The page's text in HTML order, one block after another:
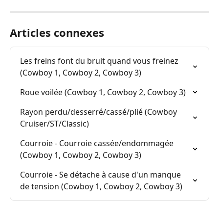
Articles connexes
Les freins font du bruit quand vous freinez
(Cowboy 1, Cowboy 2, Cowboy 3)
Roue voilée (Cowboy 1, Cowboy 2, Cowboy 3)
Rayon perdu/desserré/cassé/plié (Cowboy
Cruiser/ST/Classic)
Courroie - Courroie cassée/endommagée
(Cowboy 1, Cowboy 2, Cowboy 3)
Courroie - Se détache à cause d'un manque
de tension (Cowboy 1, Cowboy 2, Cowboy 3)